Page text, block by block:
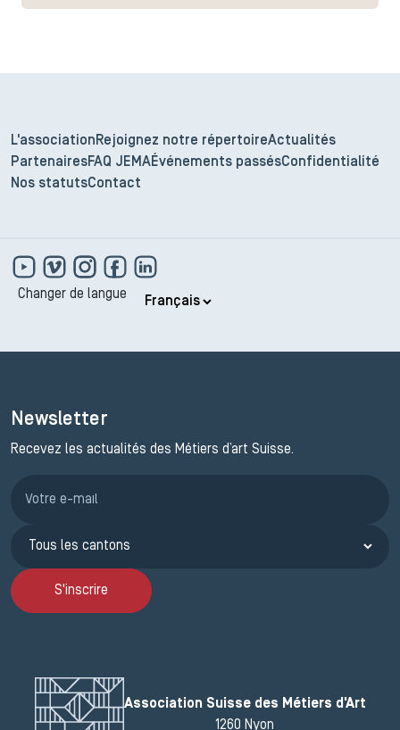
L'association Rejoignez notre répertoireActualités
PartenairesFAQ JEMAÉvénements passésConfidentialité
Nos statutsContact
Changer de langue
Newsletter
Recevez les actualités des Métiers d’art Suisse.
S'inscrire
Association Suisse des Métiers d'Art
1260 Nyon